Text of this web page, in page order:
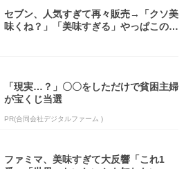
セブン、人気すぎて再々販売→「クソ美
味くね？」「美味すぎる」やっぱこのク
「現実…？」〇〇をしただけで貧困主婦
が宝くじ当選
PR(合同会社デジタルファーム )
ファミマ、美味すぎて大反響「これ1